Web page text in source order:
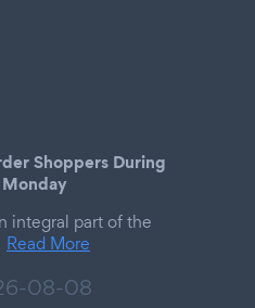
Shoppers During
integral part of the
Read More
08-08